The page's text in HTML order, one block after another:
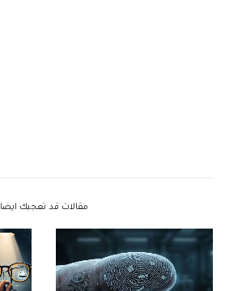
مقالات قد تعجبك ايضا